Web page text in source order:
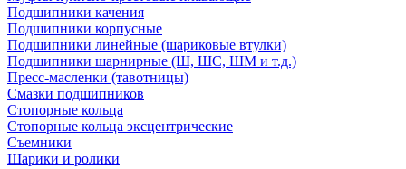
Подшипники качения
Подшипники корпусные
Подшипники линейные (шариковые втулки)
Подшипники шарнирные (Ш, ШС, ШМ и т.д.)
Пресс-масленки (тавотницы)
Смазки подшипников
Стопорные кольца
Стопорные кольца эксцентрические
Съемники
Шарики и ролики